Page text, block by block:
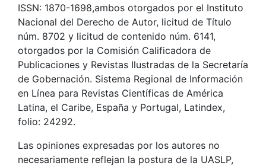
ISSN: 1870-1698,ambos otorgados por el Instituto
Nacional del Derecho de Autor, licitud de Título
núm. 8702 y licitud de contenido núm. 6141,
otorgados por la Comisión Calificadora de
Publicaciones y Revistas Ilustradas de la Secretaría
de Gobernación. Sistema Regional de Información
en Línea para Revistas Científicas de América
Latina, el Caribe, España y Portugal, Latindex,
folio: 24292.
Las opiniones expresadas por los autores no
necesariamente reflejan la postura de la UASLP,